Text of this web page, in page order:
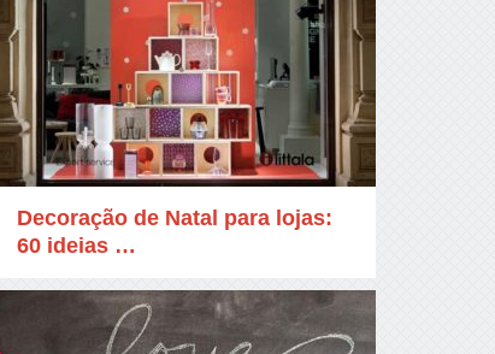
Decoração de Natal para lojas:
60 ideias …